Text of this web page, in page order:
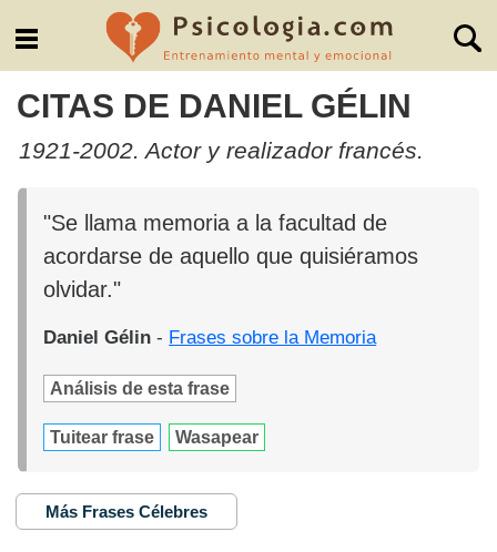
CITAS DE DANIEL GÉLIN
1921-2002. Actor y realizador francés.
"Se llama memoria a la facultad de
acordarse de aquello que quisiéramos
olvidar."
Daniel Gélin - Frases sobre la Memoria
Análisis de esta frase
Tuitear frase Wasapear
Más Frases Célebres